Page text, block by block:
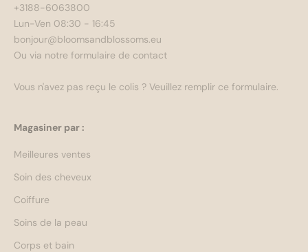
+3188-6063800
Lun-Ven 08:30 - 16:45
bonjour@bloomsandblossoms.eu
Ou via notre formulaire de contact
Vous n'avez pas reçu le colis ? Veuillez remplir ce formulaire.
Magasiner par :
Meilleures ventes
Soin des cheveux
Coiffure
Soins de la peau
Corps et bain